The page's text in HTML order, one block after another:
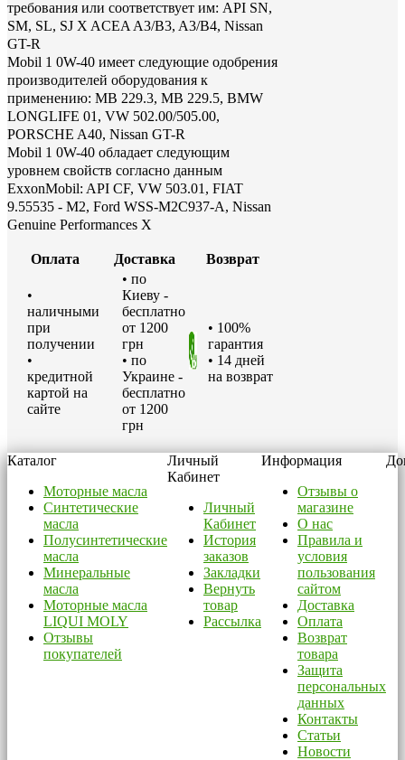
требования или соответствует им: API SN,
SM, SL, SJ X ACEA A3/B3, A3/B4, Nissan
GT-R
Mobil 1 0W-40 имеет следующие одобрения
производителей оборудования к
применению: MB 229.3, MB 229.5, BMW
LONGLIFE 01, VW 502.00/505.00,
PORSCHE A40, Nissan GT-R
Mobil 1 0W-40 обладает следующим
уровнем свойств согласно данным
ExxonMobil: API CF, VW 503.01, FIAT
9.55535 - M2, Ford WSS-M2C937-A, Nissan
Genuine Performances X
Оплата Доставка Возврат
•
наличными
при
получении
•
кредитной
картой на
сайте
• по
Киеву -
бесплатно
от 1200
грн
• по
Украине -
бесплатно
от 1200
грн
• 100%
гарантия
• 14 дней
на возврат
Каталог
Моторные масла
Синтетические
масла
Полусинтетические
масла
Минеральные
масла
Моторные масла
LIQUI MOLY
Отзывы
покупателей
Личный
Кабинет
Личный
Кабинет
История
заказов
Закладки
Вернуть
товар
Рассылка
Информация
Отзывы о
магазине
О нас
Правила и
условия
пользования
сайтом
Доставка
Оплата
Возврат
товара
Защита
персональных
данных
Контакты
Статьи
Новости